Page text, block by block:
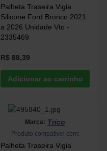
Palheta Traseira Vigia
Silicone Ford Bronco 2021
a 2026 Unidade Vto -
2335469
R$ 88,39
Marca: Trico
Produto compatível com:
Palheta Traseira Vigia